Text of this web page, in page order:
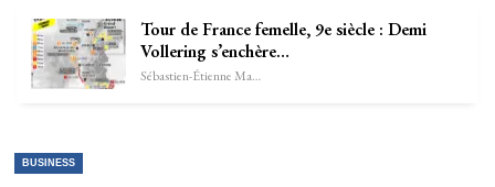
Tour de France femelle, 9e siècle : Demi
Vollering s’enchère…
Sébastien-Étienne Marechal
BUSINESS